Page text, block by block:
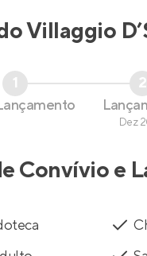
Villaggio
1
2
Dez
Convívio e